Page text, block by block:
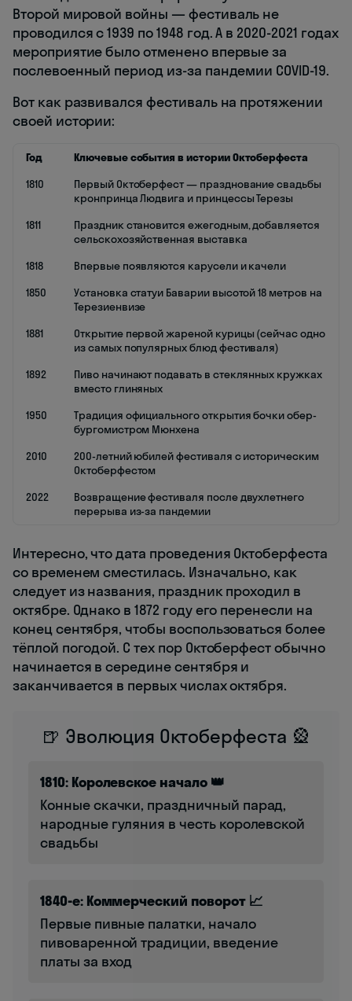
Второй мировой войны — фестиваль не
проводился с 1939 по 1948 год. А в 2020-2021 годах
мероприятие было отменено впервые за
послевоенный период из-за пандемии COVID-19.
Вот как развивался фестиваль на протяжении
своей истории:
Год
Ключевые события в истории Октоберфеста
1810
Первый Октоберфест — празднование свадьбы
кронпринца Людвига и принцессы Терезы
1811
Праздник становится ежегодным, добавляется
сельскохозяйственная выставка
1818
Впервые появляются карусели и качели
1850
Установка статуи Баварии высотой 18 метров на
Терезиенвизе
1881
Открытие первой жареной курицы (сейчас одно
из самых популярных блюд фестиваля)
1892
Пиво начинают подавать в стеклянных кружках
вместо глиняных
1950
Традиция официального открытия бочки обер-
бургомистром Мюнхена
2010
200-летний юбилей фестиваля с историческим
Октоберфестом
2022
Возвращение фестиваля после двухлетнего
перерыва из-за пандемии
Интересно, что дата проведения Октоберфеста
со временем сместилась. Изначально, как
следует из названия, праздник проходил в
октябре. Однако в 1872 году его перенесли на
конец сентября, чтобы воспользоваться более
тёплой погодой. С тех пор Октоберфест обычно
начинается в середине сентября и
заканчивается в первых числах октября.
🍺 Эволюция Октоберфеста 🎡
1810: Королевское начало 👑
Конные скачки, праздничный парад,
народные гуляния в честь королевской
свадьбы
1840-е: Коммерческий поворот 📈
Первые пивные палатки, начало
пивоваренной традиции, введение
платы за вход